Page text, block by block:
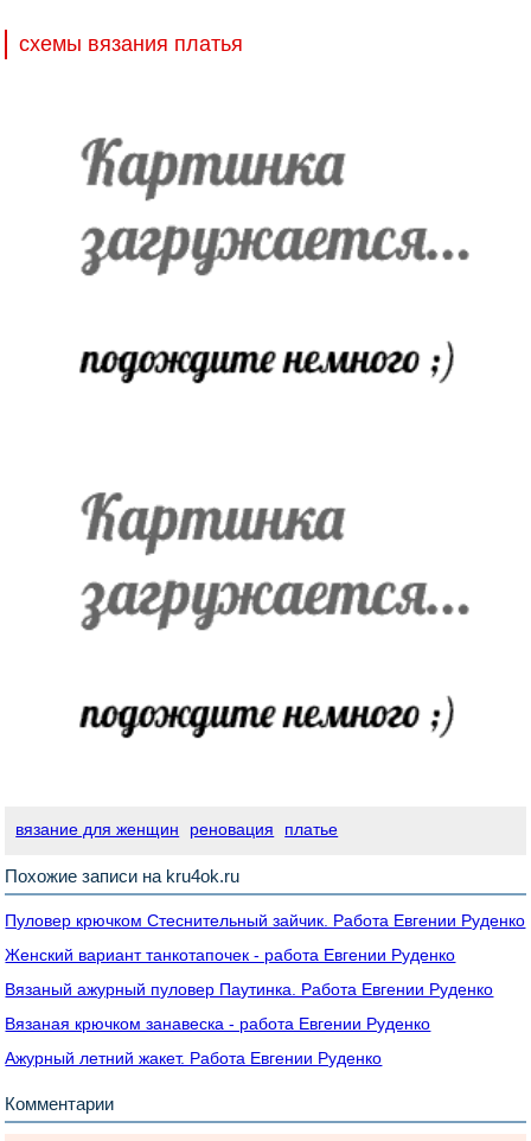
схемы вязания платья
вязание для женщин реновация платье
Похожие записи на kru4ok.ru
Пуловер крючком Стеснительный зайчик. Работа Евгении Руденко
Женский вариант танкотапочек - работа Евгении Руденко
Вязаный ажурный пуловер Паутинка. Работа Евгении Руденко
Вязаная крючком занавеска - работа Евгении Руденко
Ажурный летний жакет. Работа Евгении Руденко
Комментарии